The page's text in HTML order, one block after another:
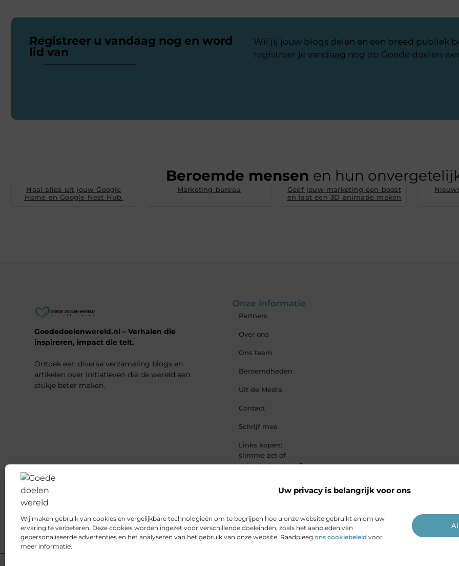
Uw privacy is belangrijk voor ons
Wij maken gebruik van cookies en vergelijkbare technologieën om te begrijpen hoe u onze website gebruikt en om uw
ervaring te verbeteren. Deze cookies worden ingezet voor verschillende doeleinden, zoals het aanbieden van
gepersonaliseerde advertenties en het analyseren van het gebruik van onze website. Raadpleeg ons cookiebeleid voor
meer informatie.
Registreer u vandaag nog en word
lid van
Wil jij jouw blogs delen en een breed publiek
registreer je vandaag nog op Goede doelen
Beroemde mensen en hun
Haal alles uit jouw Google
Home en Google Nest Hub.
Marketing bureau
Geef jouw marketing een boost
en laat een 3D animatie maken
Goededoelenwereld.nl – Verhalen die
inspireren, impact die telt.
Ontdek een diverse verzameling blogs en
artikelen over initiatieven die de wereld een
stukje beter maken.
Onze informatie
Partners
Over ons
Ons team
Beroemdheden
Uit de Media
Contact
Schrijf mee
Links kopen:
slimme zet of
riskante business?
website?